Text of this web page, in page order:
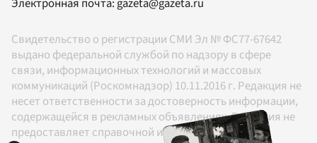
Электронная почта:gazeta@gazeta.ru
Свидетельство о регистрации СМИ Эл № ФС77-67642
выдано федеральной службой по надзору в сфере
связи, информационных технологий и массовых
коммуникаций (Роскомнадзор) 10.11.2016 г. Редакция не
несет ответственности за достоверность информации,
содержащейся в рекламных объявлениях. Редакция не
предоставляет справочной информации.